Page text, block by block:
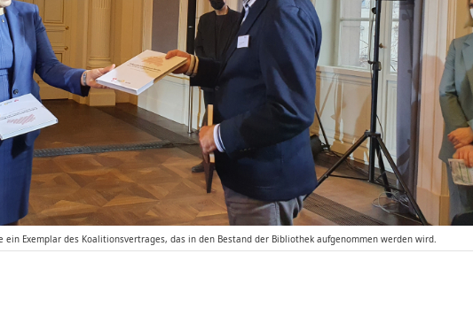
ein Exemplar des Koalitionsvertrages, das in den Bestand der Bibliothek aufgenommen werden wird.